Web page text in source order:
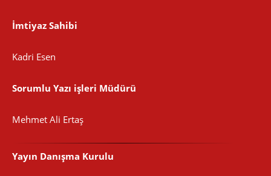
İmtiyaz Sahibi
Kadri Esen
Sorumlu Yazı işleri Müdürü
Mehmet Ali Ertaş
Yayın Danışma Kurulu